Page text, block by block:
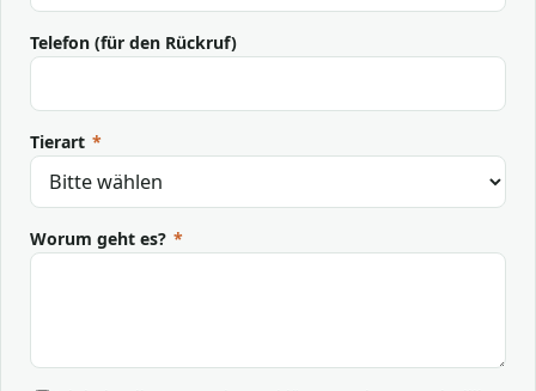
Telefon (für den Rückruf)
Tierart *
Worum geht es? *